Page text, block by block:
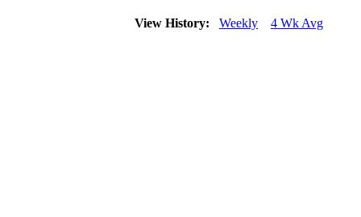
View History: Weekly 4 Wk Avg